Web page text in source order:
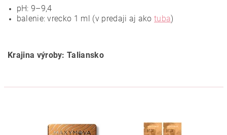
pH: 9–9,4
balenie: vrecko 1 ml (v predaji aj akotuba)
Krajina výroby: Taliansko